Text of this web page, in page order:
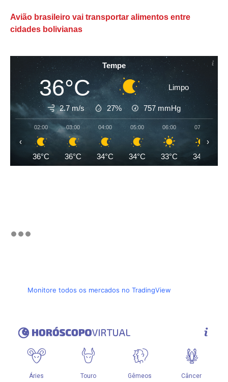
Avião brasileiro vai transportar alimentos entre
cidades bolivianas
Tempe
36°C Limpo
2.7 m/s 27% 757 mmHg
02:00
36°C
03:00
36°C
04:00
34°C
05:00
34°C
06:00
33°C
07:00
34°C
‹ ›
Monitore todos os mercados no TradingView